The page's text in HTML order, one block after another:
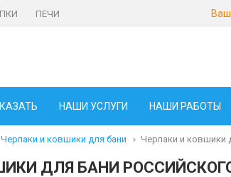
ПЕЧИ Ваш
НАШИ УСЛУГИ НАШИ РАБОТЫ
Черпаки и ковшики для бани Черпаки и ковшики
ДЛЯ БАНИ